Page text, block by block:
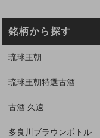
銘柄から探す
琉球王朝
琉球王朝特選古酒
古酒 久遠
多良川ブラウンボトル